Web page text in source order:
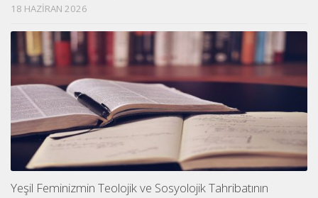
18 HAZIRAN 2026
Yeşil Feminizmin Teolojik ve Sosyolojik Tahribatının